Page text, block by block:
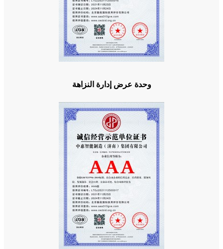
وحدة عرض إدارة النزاهة